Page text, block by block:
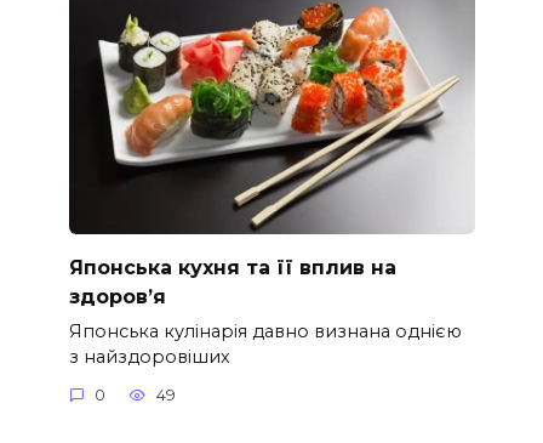
Японська кухня та її вплив на
здоров’я
Японська кулінарія давно визнана однією
з найздоровіших
0 49